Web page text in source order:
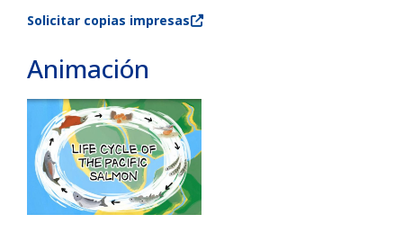
Solicitar copias impresas
Animación